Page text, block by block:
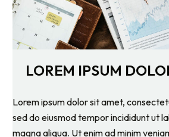
LOREM IPSUM
Lorem ipsum dolor sit amet,
sed do eiusmod tempor incididunt ut
magna aliqua. Ut enim ad minim